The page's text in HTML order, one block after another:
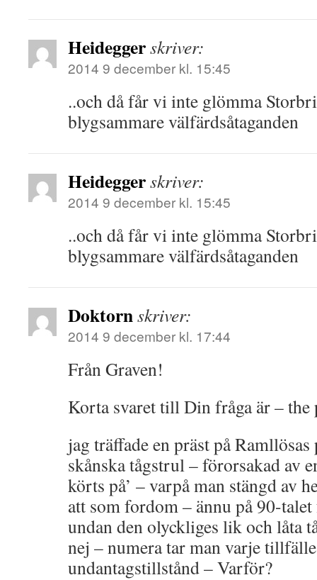
Heideggerskriver:
2014 9 december kl. 15:45
..och då får vi inte glömma
blygsammare välfärdsåtaganden
Heideggerskriver:
2014 9 december kl. 15:45
..och då får vi inte glömma
blygsammare välfärdsåtaganden
Doktornskriver:
2014 9 december kl. 17:44
Från Graven!
Korta svaret till Din fråga är –
jag träffade en präst på
skånska tågstrul – förorsakad av
körts på’ – varpå man stängd av
att som fordom – ännu på 90-
undan den olyckliges lik och låta
nej – numera tar man varje
undantagstillstånd – Varför?